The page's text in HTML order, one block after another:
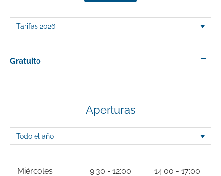
Gratuito —
Aperturas
Miércoles 9:30 - 12:00 14:00 - 17:00